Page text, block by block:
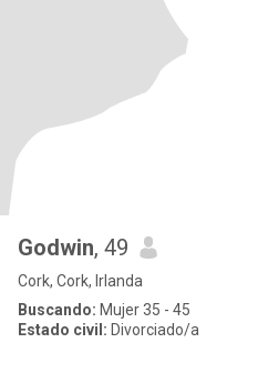
Godwin, 49
Cork, Cork, Irlanda
Buscando: Mujer 35 - 45
Estado civil: Divorciado/a